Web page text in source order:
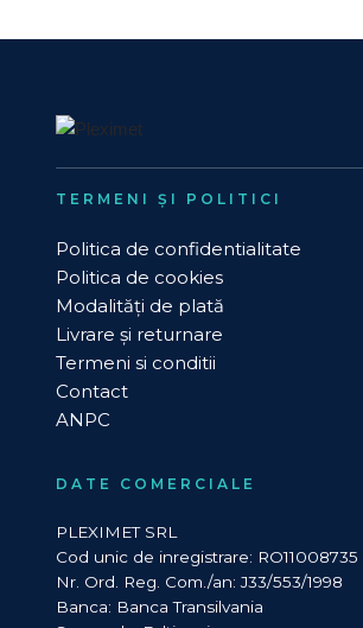
TERMENI ȘI POLITICI
Politica de confidentialitate
Politica de cookies
Modalități de plată
Livrare și returnare
Termeni si conditii
Contact
ANPC
DATE COMERCIALE
PLEXIMET SRL
Cod unic de inregistrare: RO11008735
Nr. Ord. Reg. Com./an: J33/553/1998
Banca: Banca Transilvania